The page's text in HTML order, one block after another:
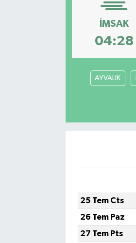
İMSAK
04:28
AYVALIK
25 Tem Cts
26 Tem Paz
27 Tem Pts